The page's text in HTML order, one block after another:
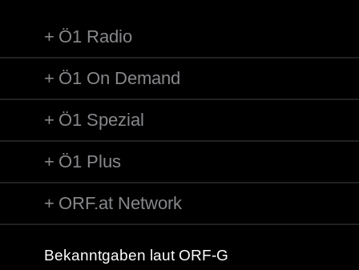
Ö1 Radio
Ö1 On Demand
Ö1 Spezial
Ö1 Plus
ORF.at Network
Bekanntgaben laut ORF-G